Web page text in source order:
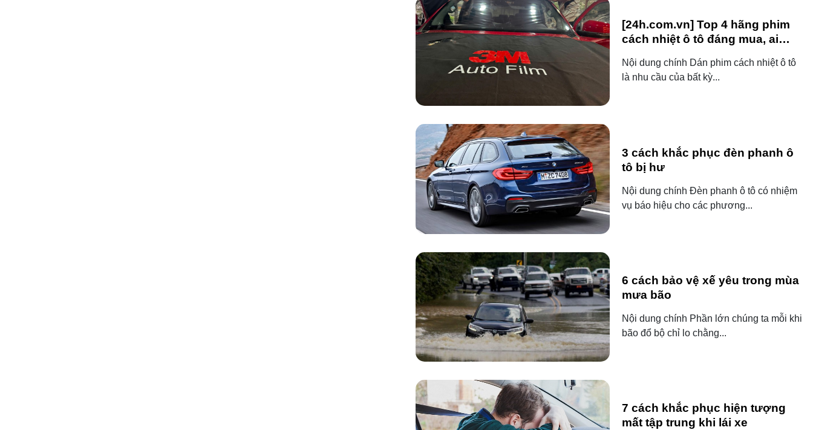
[24h.com.vn] Top 4 hãng phim
cách nhiệt ô tô đáng mua, ai
Nội dung chính Dán phim cách nhiệt ô tô
là nhu cầu của bất kỳ...
3 cách khắc phục đèn phanh ô
tô bị hư
Nội dung chính Đèn phanh ô tô có nhiệm
vụ báo hiệu cho các phương...
6 cách bảo vệ xế yêu trong mùa
mưa bão
Nội dung chính Phần lớn chúng ta mỗi khi
bão đổ bộ chỉ lo chằng...
7 cách khắc phục hiện tượng
mất tập trung khi lái xe